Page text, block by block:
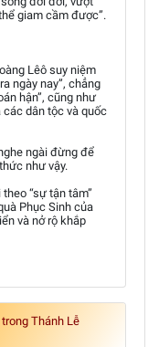
giam cầm được”.
Lêô suy niệm
ngày nay”, chẳng
hận”, cũng như
các dân tộc và quốc
ngài đừng để
như vậy.
“sự tận tâm”
Phục Sinh của
và nở rộ khắp
Thánh Lễ